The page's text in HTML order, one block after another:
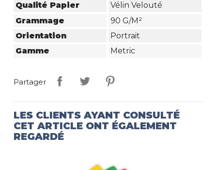
Qualité Papier
Vélin Velouté
Grammage
90 G/m²
Orientation
Portrait
Gamme
Metric
Partager
LES CLIENTS AYANT CONSULTÉ
CET ARTICLE ONT ÉGALEMENT
REGARDÉ